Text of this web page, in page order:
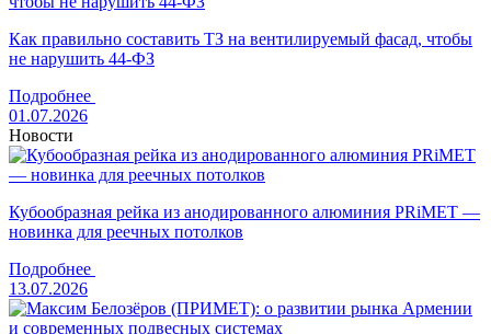
Как правильно составить ТЗ на вентилируемый фасад, чтобы
не нарушить 44-ФЗ
Подробнее
01.07.2026
Новости
Кубообразная рейка из анодированного алюминия PRiMET —
новинка для реечных потолков
Подробнее
13.07.2026